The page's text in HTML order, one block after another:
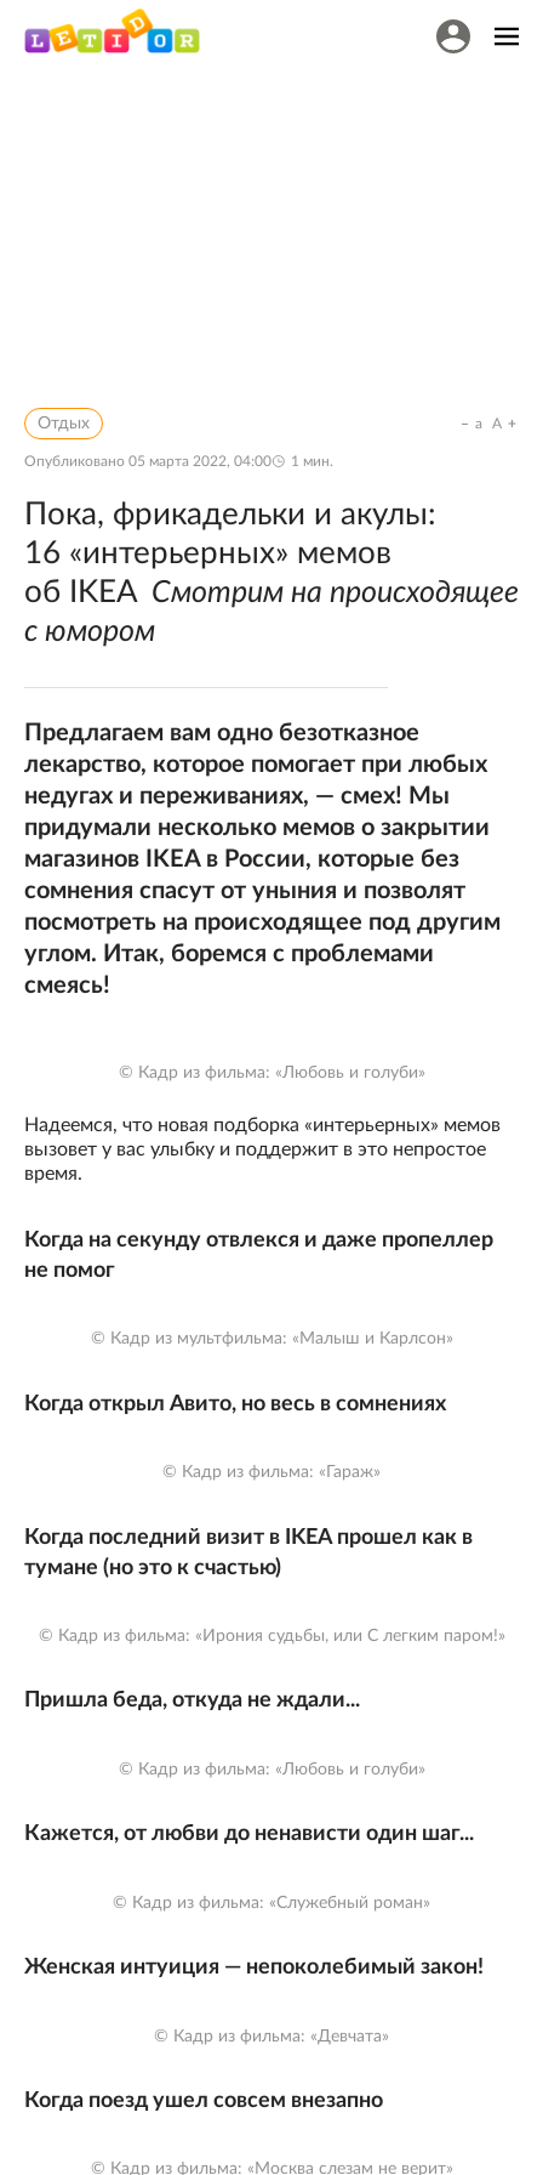
Отдых
Опубликовано 05 марта 2022, 04:00 1 мин.
a A
Пока, фрикадельки и акулы:
16 «интерьерных» мемов
об IKEA Смотрим на происходящее
с юмором
Предлагаем вам одно безотказное
лекарство, которое помогает при любых
недугах и переживаниях, — смех! Мы
придумали несколько мемов о закрытии
магазинов IKEA в России, которые без
сомнения спасут от уныния и позволят
посмотреть на происходящее под другим
углом. Итак, боремся с проблемами
смеясь!
© Кадр из фильма: «Любовь и голуби»
Надеемся, что новая подборка «интерьерных» мемов
вызовет у вас улыбку и поддержит в это непростое
время.
Когда на секунду отвлекся и даже пропеллер
не помог
© Кадр из мультфильма: «Малыш и Карлсон»
Когда открыл Авито, но весь в сомнениях
© Кадр из фильма: «Гараж»
Когда последний визит в IKEA прошел как в
тумане (но это к счастью)
© Кадр из фильма: «Ирония судьбы, или С легким паром!»
Пришла беда, откуда не ждали...
© Кадр из фильма: «Любовь и голуби»
Кажется, от любви до ненависти один шаг...
© Кадр из фильма: «Служебный роман»
Женская интуиция — непоколебимый закон!
© Кадр из фильма: «Девчата»
Когда поезд ушел совсем внезапно
© Кадр из фильма: «Москва слезам не верит»